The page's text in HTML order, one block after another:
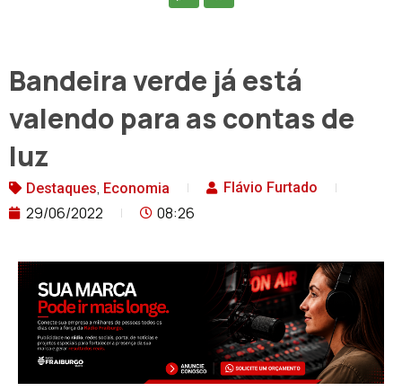
Bandeira verde já está
valendo para as contas de
luz
Destaques, Economia Flávio Furtado
29/06/2022 08:26